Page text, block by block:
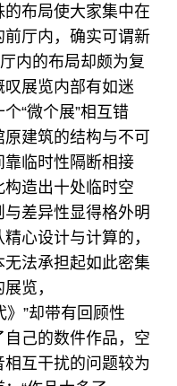
布局使大家集中在
厅内，确实可谓新
内的布局却颇为复
展览内部有如迷
“微个展”相互错
建筑的结构与不可
临时性隔断相接
造出十处临时空
差异性显得格外明
心设计与计算的，
法承担起如此密集
览，
》”却带有回顾性
己的数件作品，空
互干扰的问题较为